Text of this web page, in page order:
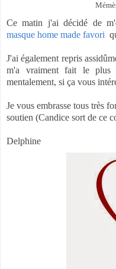
Ce matin j'ai décidé de
masque home made favori
J'ai également repris
m'a vraiment fait le plus
mentalement, si ça vous
Je vous embrasse tous très
soutien (Candice sort de ce
Delphine